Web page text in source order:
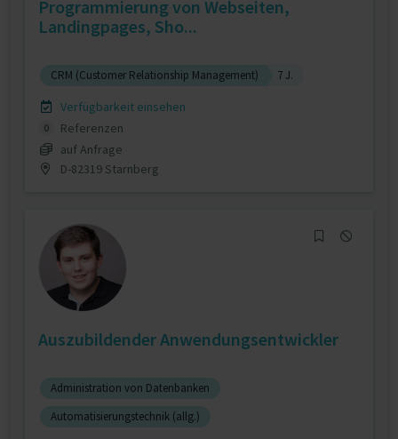
Programmierung von Webseiten,
Landingpages, Sho...
CRM (Customer Relationship Management) 7 J.
Verfügbarkeit einsehen
0
Referenzen
auf Anfrage
D-82319 Starnberg
Auszubildender Anwendungsentwickler
Administration von Datenbanken
Automatisierungstechnik (allg.)